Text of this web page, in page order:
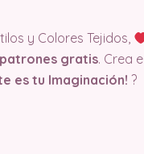
y Colores Tejidos,
patrones gratis. Crea e
es tu Imaginación! ?